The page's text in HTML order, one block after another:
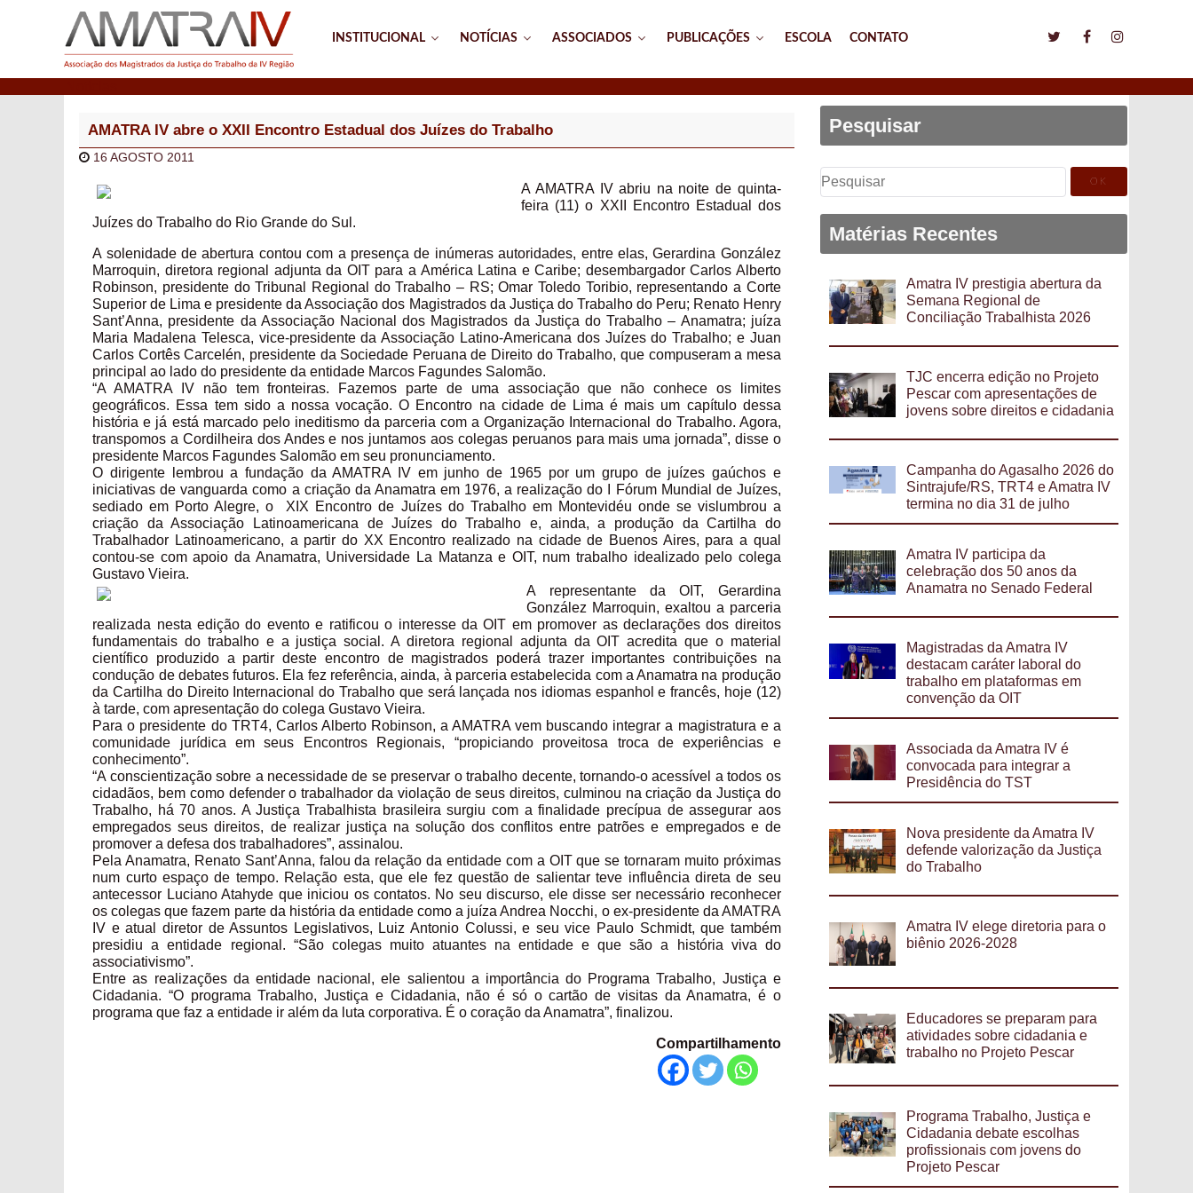
INSTITUCIONAL NOTÍCIAS ASSOCIADOS PUBLICAÇÕES ESCOLA CONTATO
AMATRA IV abre o XXII Encontro Estadual dos Juízes do Trabalho
16 AGOSTO 2011
A AMATRA IV abriu na noite de quinta-
feira (11) o XXII Encontro Estadual dos
Juízes do Trabalho do Rio Grande do Sul.
A solenidade de abertura contou com a presença de inúmeras autoridades, entre elas, Gerardina González
Marroquin, diretora regional adjunta da OIT para a América Latina e Caribe; desembargador Carlos Alberto
Robinson, presidente do Tribunal Regional do Trabalho – RS; Omar Toledo Toribio, representando a Corte
Superior de Lima e presidente da Associação dos Magistrados da Justiça do Trabalho do Peru; Renato Henry
Sant’Anna, presidente da Associação Nacional dos Magistrados da Justiça do Trabalho – Anamatra; juíza
Maria Madalena Telesca, vice-presidente da Associação Latino-Americana dos Juízes do Trabalho; e Juan
Carlos Cortês Carcelén, presidente da Sociedade Peruana de Direito do Trabalho, que compuseram a mesa
principal ao lado do presidente da entidade Marcos Fagundes Salomão.
“A AMATRA IV não tem fronteiras. Fazemos parte de uma associação que não conhece os limites
geográficos. Essa tem sido a nossa vocação. O Encontro na cidade de Lima é mais um capítulo dessa
história e já está marcado pelo ineditismo da parceria com a Organização Internacional do Trabalho. Agora,
transpomos a Cordilheira dos Andes e nos juntamos aos colegas peruanos para mais uma jornada”, disse o
presidente Marcos Fagundes Salomão em seu pronunciamento.
O dirigente lembrou a fundação da AMATRA IV em junho de 1965 por um grupo de juízes gaúchos e
iniciativas de vanguarda como a criação da Anamatra em 1976, a realização do I Fórum Mundial de Juízes,
sediado em Porto Alegre, o XIX Encontro de Juízes do Trabalho em Montevidéu onde se vislumbrou a
criação da Associação Latinoamericana de Juízes do Trabalho e, ainda, a produção da Cartilha do
Trabalhador Latinoamericano, a partir do XX Encontro realizado na cidade de Buenos Aires, para a qual
contou-se com apoio da Anamatra, Universidade La Matanza e OIT, num trabalho idealizado pelo colega
Gustavo Vieira.
A representante da OIT, Gerardina
González Marroquin, exaltou a parceria
realizada nesta edição do evento e ratificou o interesse da OIT em promover as declarações dos direitos
fundamentais do trabalho e a justiça social. A diretora regional adjunta da OIT acredita que o material
científico produzido a partir deste encontro de magistrados poderá trazer importantes contribuições na
condução de debates futuros. Ela fez referência, ainda, à parceria estabelecida com a Anamatra na produção
da Cartilha do Direito Internacional do Trabalho que será lançada nos idiomas espanhol e francês, hoje (12)
à tarde, com apresentação do colega Gustavo Vieira.
Para o presidente do TRT4, Carlos Alberto Robinson, a AMATRA vem buscando integrar a magistratura e a
comunidade jurídica em seus Encontros Regionais, “propiciando proveitosa troca de experiências e
conhecimento”.
“A conscientização sobre a necessidade de se preservar o trabalho decente, tornando-o acessível a todos os
cidadãos, bem como defender o trabalhador da violação de seus direitos, culminou na criação da Justiça do
Trabalho, há 70 anos. A Justiça Trabalhista brasileira surgiu com a finalidade precípua de assegurar aos
empregados seus direitos, de realizar justiça na solução dos conflitos entre patrões e empregados e de
promover a defesa dos trabalhadores”, assinalou.
Pela Anamatra, Renato Sant’Anna, falou da relação da entidade com a OIT que se tornaram muito próximas
num curto espaço de tempo. Relação esta, que ele fez questão de salientar teve influência direta de seu
antecessor Luciano Atahyde que iniciou os contatos. No seu discurso, ele disse ser necessário reconhecer
os colegas que fazem parte da história da entidade como a juíza Andrea Nocchi, o ex-presidente da AMATRA
IV e atual diretor de Assuntos Legislativos, Luiz Antonio Colussi, e seu vice Paulo Schmidt, que também
presidiu a entidade regional. “São colegas muito atuantes na entidade e que são a história viva do
associativismo”.
Entre as realizações da entidade nacional, ele salientou a importância do Programa Trabalho, Justiça e
Cidadania. “O programa Trabalho, Justiça e Cidadania, não é só o cartão de visitas da Anamatra, é o
programa que faz a entidade ir além da luta corporativa. É o coração da Anamatra”, finalizou.
Compartilhamento
Pesquisar
Pesquisar
por:
Matérias Recentes
Amatra IV prestigia abertura da
Semana Regional de
Conciliação Trabalhista 2026
TJC encerra edição no Projeto
Pescar com apresentações de
jovens sobre direitos e cidadania
Campanha do Agasalho 2026 do
Sintrajufe/RS, TRT4 e Amatra IV
termina no dia 31 de julho
Amatra IV participa da
celebração dos 50 anos da
Anamatra no Senado Federal
Magistradas da Amatra IV
destacam caráter laboral do
trabalho em plataformas em
convenção da OIT
Associada da Amatra IV é
convocada para integrar a
Presidência do TST
Nova presidente da Amatra IV
defende valorização da Justiça
do Trabalho
Amatra IV elege diretoria para o
biênio 2026-2028
Educadores se preparam para
atividades sobre cidadania e
trabalho no Projeto Pescar
Programa Trabalho, Justiça e
Cidadania debate escolhas
profissionais com jovens do
Projeto Pescar